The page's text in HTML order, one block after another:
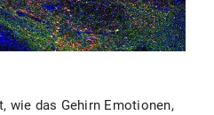
wie das Gehirn Emotionen,